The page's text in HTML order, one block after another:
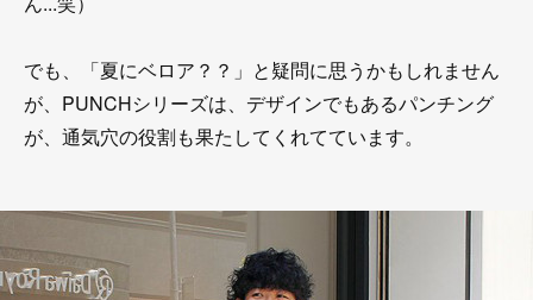
でも、「夏にベロア？？」と疑問に思うかもしれません
が、PUNCHシリーズは、デザインでもあるパンチング
が、通気穴の役割も果たしてくれてています。